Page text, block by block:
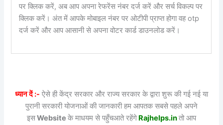
पर क्लिक करें, अब आप अपना रेफरेंस नंबर दर्ज करें और सर्च विकल्प पर
क्लिक करें। अंत में आपके मोबाइल नंबर पर ओटीपी प्राप्त होगा वह otp
दर्ज करें और आप आसानी से अपना वोटर कार्ड डाउनलोड करें।
ध्यान दें :- ऐसे ही केंद्र सरकार और राज्य सरकार के द्वारा शुरू की गई नई या
पुरानी सरकारी योजनाओं की जानकारी हम आपतक सबसे पहले अपने
इसWebsite के माधयम से पहुँचआते रहेंगे Rajhelps.inतो आप